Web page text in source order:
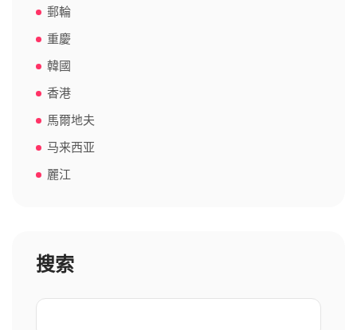
郵輪
重慶
韓國
香港
馬爾地夫
马来西亚
麗江
搜索